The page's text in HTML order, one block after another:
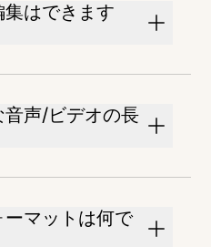
はできます
音声/ビデオの長
マットは何で